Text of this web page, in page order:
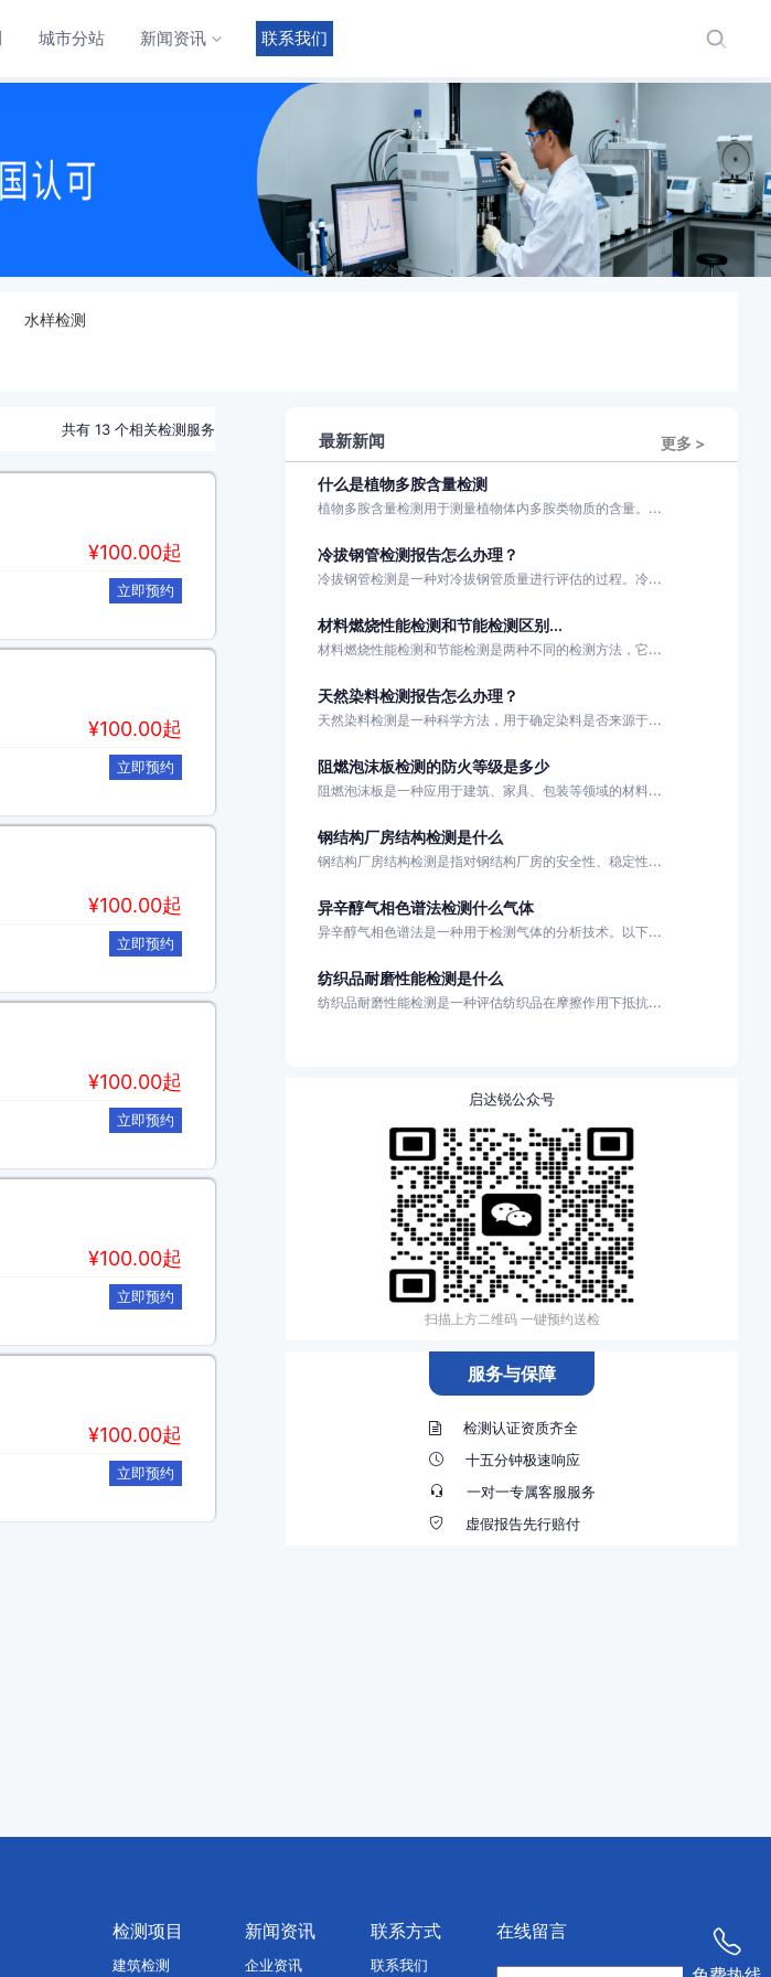
城市分站 新闻资讯 联系我们
水样检测
¥100.00起
立即预约
¥100.00起
立即预约
¥100.00起
立即预约
¥100.00起
立即预约
¥100.00起
立即预约
¥100.00起
立即预约
共有 13 个相关检测服务
最新新闻 更多 >
什么是植物多胺含量检测
植物多胺含量检测用于测量植物体内多胺类物质的含量。...
冷拔钢管检测报告怎么办理？
冷拔钢管检测是一种对冷拔钢管质量进行评估的过程。冷...
材料燃烧性能检测和节能检测区别...
材料燃烧性能检测和节能检测是两种不同的检测方法，它...
天然染料检测报告怎么办理？
天然染料检测是一种科学方法，用于确定染料是否来源于...
阻燃泡沫板检测的防火等级是多少
阻燃泡沫板是一种应用于建筑、家具、包装等领域的材料...
钢结构厂房结构检测是什么
钢结构厂房结构检测是指对钢结构厂房的安全性、稳定性...
异辛醇气相色谱法检测什么气体
异辛醇气相色谱法是一种用于检测气体的分析技术。以下...
纺织品耐磨性能检测是什么
纺织品耐磨性能检测是一种评估纺织品在摩擦作用下抵抗...
启达锐公众号
扫描上方二维码 一键预约送检
服务与保障
检测认证资质齐全
十五分钟极速响应
一对一专属客服服务
虚假报告先行赔付
检测项目
建筑检测
新闻资讯
企业资讯
联系方式
联系我们
在线留言